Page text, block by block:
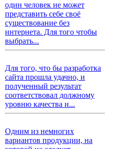
один человек не может
представить себе своё
существование без
интернета. Для того чтобы
выбрать...
Для того, что бы разработка
сайта прошла удачно, и
полученный результат
соответствовал должному
уровню качества и...
Одним из немногих
вариантов продукции, на